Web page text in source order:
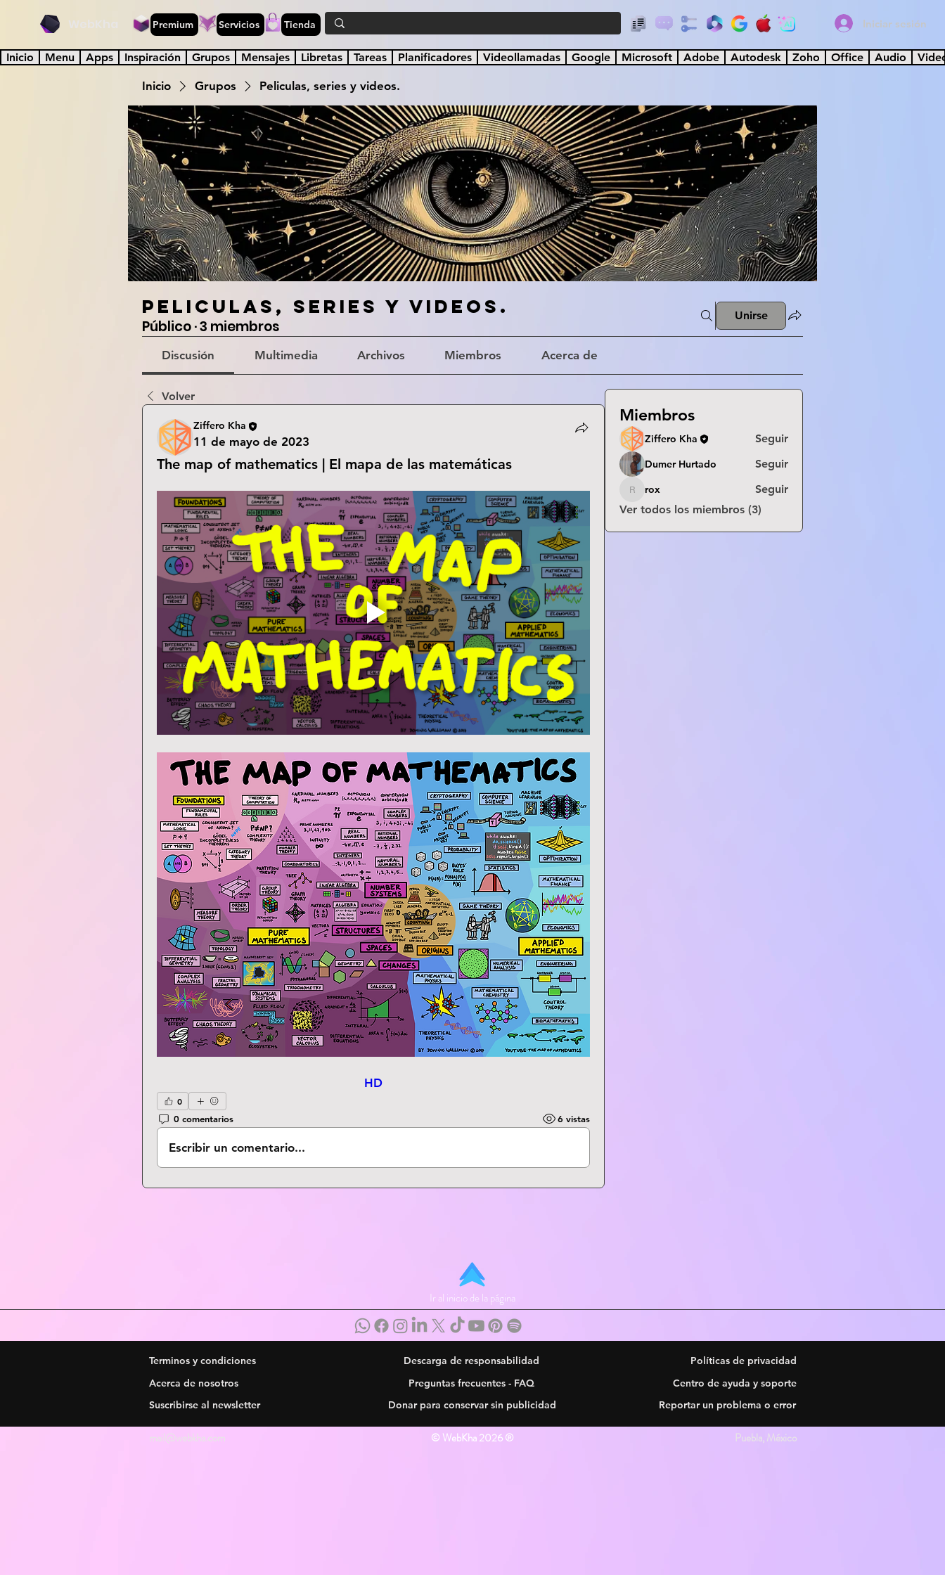
WebKha Premium Tienda
Servicios Iniciar sesión
Inicio Grupos Peliculas, series y videos.
Peliculas, series y videos.
Público·3 miembros
Unirse
Discusión Multimedia Archivos Miembros Acerca de
Volver
Ziffero Kha
11 de mayo de 2023
The map of mathematics | El mapa de las matemáticas
HD
0
0 comentarios
6 vistas
Escribir un comentario...
Miembros
Ziffero Kha Seguir
Dumer Hurtado Seguir
rox
rox
Seguir
Ver todos los miembros (3)
Inicio Menu Apps Inspiración Grupos Mensajes Libretas Tareas Planificadores Videollamadas Google Microsoft Adobe Autodesk Zoho Office Audio
Ir al inicio de la página
Terminos y condiciones
Acerca de nosotros
Suscribirse al newsletter
Descarga de responsabilidad
Preguntas frecuentes - FAQ
Donar para conservar sin publicidad
Políticas de privacidad
Centro de ayuda y soporte
Reportar un problema o error
mail@webkha.com © WebKha 2026 ® Puebla, México